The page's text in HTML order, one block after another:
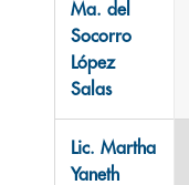
Ma. del
Socorro
López
Salas
Lic. Martha
Yaneth